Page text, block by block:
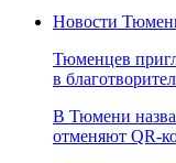
Новости
Тюменцев
в
В Тюмени
отменяют QR-